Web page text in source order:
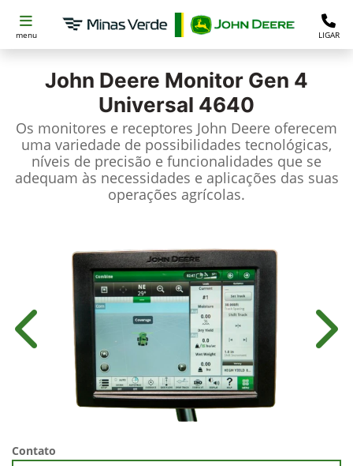
menu LIGAR
John Deere Monitor Gen 4
Universal 4640
Os monitores e receptores John Deere oferecem
uma variedade de possibilidades tecnológicas,
níveis de precisão e funcionalidades que se
adequam às necessidades e aplicações das suas
operações agrícolas.
Anterior
Contato